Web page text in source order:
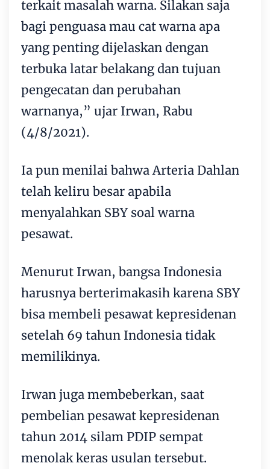
terkait masalah warna. Silakan saja
bagi penguasa mau cat warna apa
yang penting dijelaskan dengan
terbuka latar belakang dan tujuan
pengecatan dan perubahan
warnanya,” ujar Irwan, Rabu
(4/8/2021).
Ia pun menilai bahwa Arteria Dahlan
telah keliru besar apabila
menyalahkan SBY soal warna
pesawat.
Menurut Irwan, bangsa Indonesia
harusnya berterimakasih karena SBY
bisa membeli pesawat kepresidenan
setelah 69 tahun Indonesia tidak
memilikinya.
Irwan juga membeberkan, saat
pembelian pesawat kepresidenan
tahun 2014 silam PDIP sempat
menolak keras usulan tersebut.